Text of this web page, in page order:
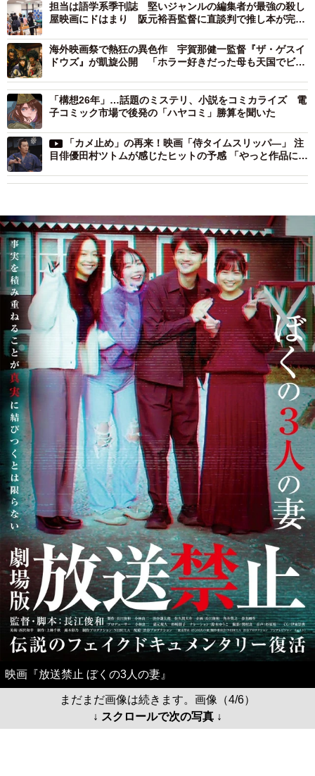
担当は語学系季刊誌 堅いジャンルの編集者が最強の殺し
屋映画にドはまり 阪元裕吾監督に直談判で推し本が完成
海外映画祭で熱狂の異色作 宇賀那健一監督『ザ・ゲスイ
ドウズ』が凱旋公開 「ホラー好きだった母も天国でビッ
「構想26年」…話題のミステリ、小説をコミカライズ 電
子コミック市場で後発の「ハヤコミ」勝算を聞いた
「カメ止め」の再来！映画「侍タイムスリッパ―」 注
目俳優田村ツトムが感じたヒットの予感 「やっと作品に巡
映画『放送禁止 ぼくの3人の妻』
まだまだ画像は続きます。画像（4/6）
↓ スクロールで次の写真 ↓